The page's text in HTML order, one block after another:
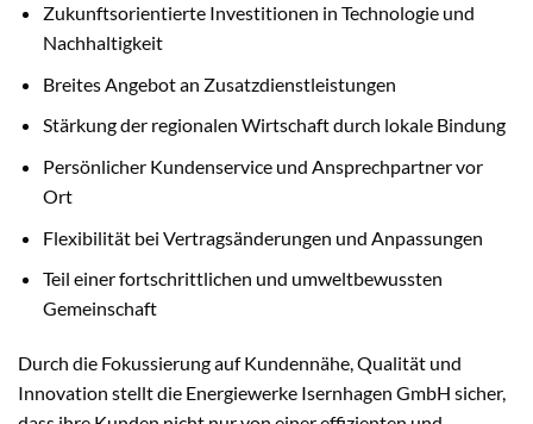
Zukunftsorientierte Investitionen in Technologie und
Nachhaltigkeit
Breites Angebot an Zusatzdienstleistungen
Stärkung der regionalen Wirtschaft durch lokale Bindung
Persönlicher Kundenservice und Ansprechpartner vor
Ort
Flexibilität bei Vertragsänderungen und Anpassungen
Teil einer fortschrittlichen und umweltbewussten
Gemeinschaft
Durch die Fokussierung auf Kundennähe, Qualität und
Innovation stellt die Energiewerke Isernhagen GmbH sicher,